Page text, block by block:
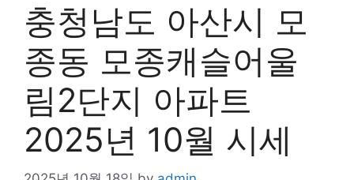
충청남도 아산시 모
종동 모종캐슬어울
림2단지 아파트
2025년 10월 시세